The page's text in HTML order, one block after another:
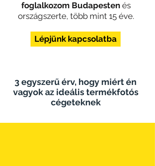
foglalkozom Budapestenés
országszerte, több mint 15 éve.
Lépjünk kapcsolatba
3 egyszerű érv, hogy miért én
vagyok az ideális termékfotós
cégeteknek